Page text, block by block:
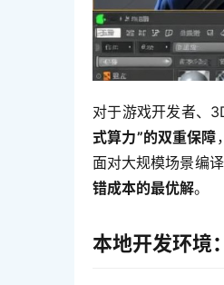
对于游戏开发者、
式算力”的双重保障
面对大规模场景编
错成本的最优解。
本地开发环境